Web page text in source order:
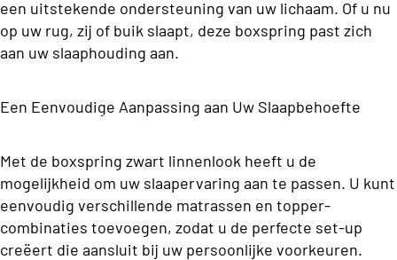
a
n
ii
o
ll
e
c
p
e
l
e
d
e
n
Premium
gs
Twijfel
aar
Boxsp
rings
Opb
erg
Box
ng
T
w
f
Matrassen
een uitstekende ondersteuning van uw lichaam. Of u nu
op uw rug, zij of buik slaapt, deze boxspring past zich
aan uw slaaphouding aan.
Een Eenvoudige Aanpassing aan Uw Slaapbehoefte
Met de boxspring zwart linnenlook heeft u de
mogelijkheid om uw slaapervaring aan te passen. U kunt
eenvoudig verschillende matrassen en topper-
combinaties toevoegen, zodat u de perfecte set-up
creëert die aansluit bij uw persoonlijke voorkeuren.